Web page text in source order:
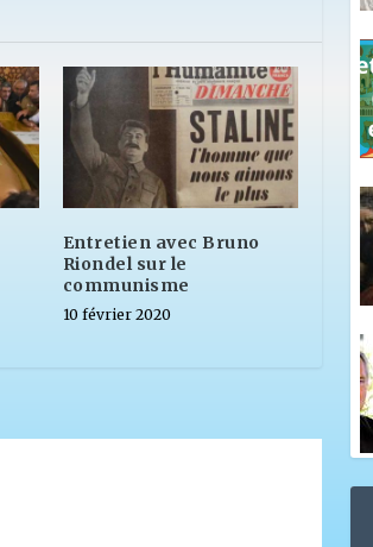
Entretien avec Bruno
Riondel sur le
communisme
10 février 2020